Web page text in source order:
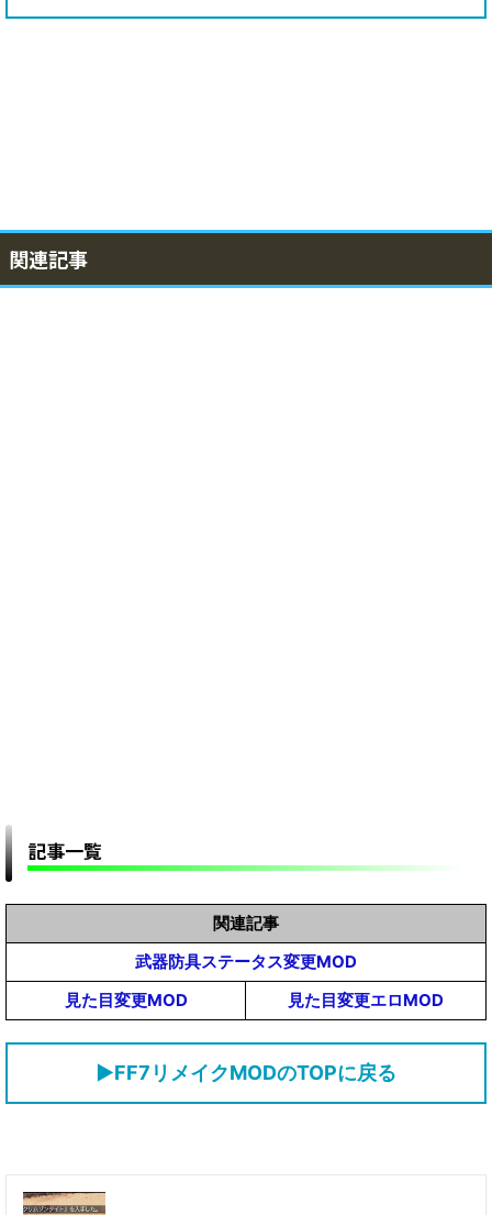
関連記事
記事一覧
関連記事
武器防具ステータス変更MOD
見た目変更MOD
見た目変更エロMOD
▶FF7リメイクMODのTOPに戻る